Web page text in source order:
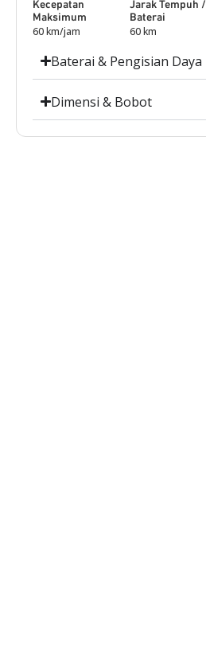
Kecepatan
Maksimum
60 km/jam
Jarak Tempuh /
Baterai
60 km
Baterai & Pengisian Daya
Dimensi & Bobot